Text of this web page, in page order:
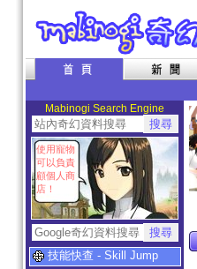
Mabinogi Search Engine
使用寵物
可以負責
顧個人商
店！
技能快查 - Skill Jump